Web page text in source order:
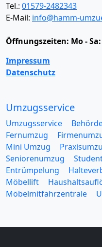
Tel.: 01579-2482343
E-Mail: info@hamm-
Öffnungszeiten: Mo -
Impressum
Datenschutz
Umzugsservice
Umzugsservice
Fernumzug
Mini Umzug
Seniorenumzug
Entrümpelung
Möbellift
Möbelmitfahrzentrale